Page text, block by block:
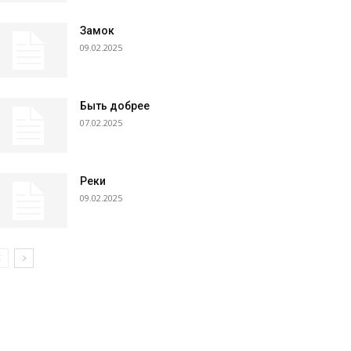
Замок
09.02.2025
Быть добрее
07.02.2025
Реки
09.02.2025